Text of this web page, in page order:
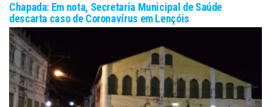
Chapada: Em nota, Secretaria Municipal de Saúde
descarta caso de Coronavírus em Lençóis